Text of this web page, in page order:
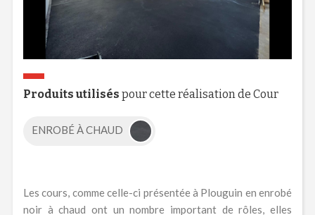
Produits utilisés pour cette réalisation de Cour
ENROBÉ À CHAUD
Les cours, comme celle-ci présentée à Plouguin en enrobé
noir à chaud ont un nombre important de rôles, elles